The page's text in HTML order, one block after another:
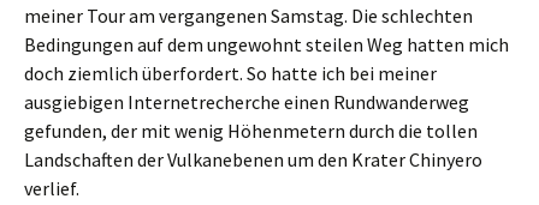
meiner Tour am vergangenen Samstag. Die schlechten
Bedingungen auf dem ungewohnt steilen Weg hatten mich
doch ziemlich überfordert. So hatte ich bei meiner
ausgiebigen Internetrecherche einen Rundwanderweg
gefunden, der mit wenig Höhenmetern durch die tollen
Landschaften der Vulkanebenen um den Krater Chinyero
verlief.